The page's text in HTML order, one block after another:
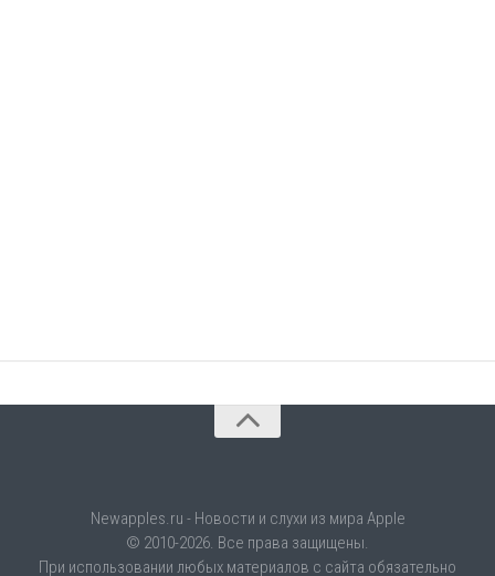
Newapples.ru - Новости и слухи из мира Apple
© 2010-2026. Все права защищены.
При использовании любых материалов с сайта обязательно